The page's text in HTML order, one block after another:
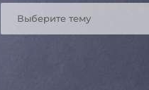
Выберите тему